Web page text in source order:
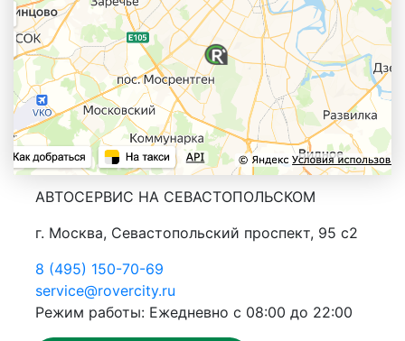
АВТОСЕРВИС НА СЕВАСТОПОЛЬСКОМ
г. Москва, Севастопольский проспект, 95 с2
8 (495) 150-70-69
service@rovercity.ru
Режим работы: Ежедневно с 08:00 до 22:00